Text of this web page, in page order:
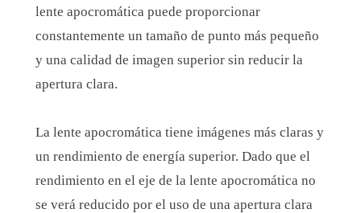
lente apocromática puede proporcionar
constantemente un tamaño de punto más pequeño
y una calidad de imagen superior sin reducir la
apertura clara.
La lente apocromática tiene imágenes más claras y
un rendimiento de energía superior. Dado que el
rendimiento en el eje de la lente apocromática no
se verá reducido por el uso de una apertura clara